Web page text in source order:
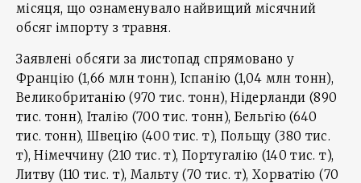
місяця, що ознаменувало найвищий місячний
обсяг імпорту з травня.
Заявлені обсяги за листопад спрямовано у
Францію (1,66 млн тонн), Іспанію (1,04 млн тонн),
Великобританію (970 тис. тонн), Нідерланди (890
тис. тонн), Італію (700 тис. тонн), Бельгію (640
тис. тонн), Швецію (400 тис. т), Польщу (380 тис.
т), Німеччину (210 тис. т), Португалію (140 тис. т),
Литву (110 тис. т), Мальту (70 тис. т), Хорватію (70